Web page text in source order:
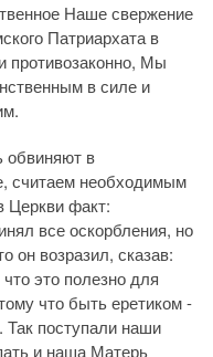
Наше свержение
Патриархата в
противозаконно, Мы
в силе и
обвиняют в
считаем необходимым
Церкви факт:
все оскорбления, но
он возразил, сказав:
это полезно для
что быть еретиком -
Так поступали наши
и наша Матерь